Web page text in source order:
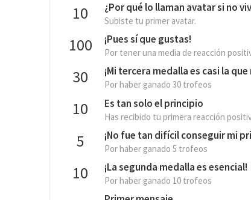
10 ¿Por qué lo llaman avatar si no
Subiste tu primer avatar.
100 ¡Pues sí que gustas!
Por tener una media de reacción
30 ¡Mi tercera medalla es casi la
Por haber ganado 30 trofeos
10 Es tan solo el principio
Has recibido tu primera reacción
5 ¡No fue tan difícil conseguir mi
Por haber ganado 5 trofeos
10 ¡La segunda medalla es esencial!
Por haber ganado 10 trofeos